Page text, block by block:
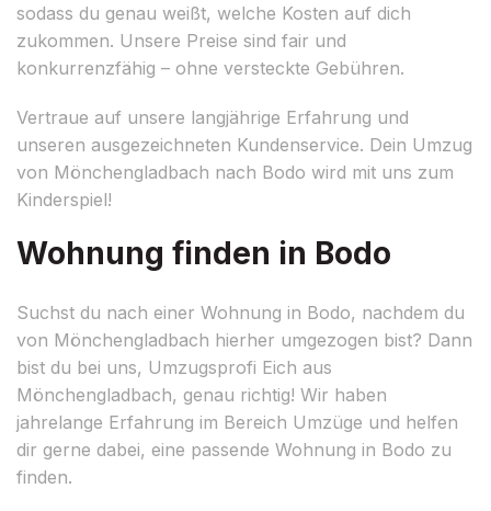
sodass du genau weißt, welche Kosten auf dich
zukommen. Unsere Preise sind fair und
konkurrenzfähig – ohne versteckte Gebühren.
Vertraue auf unsere langjährige Erfahrung und
unseren ausgezeichneten Kundenservice. Dein Umzug
von Mönchengladbach nach Bodo wird mit uns zum
Kinderspiel!
Wohnung finden in Bodo
Suchst du nach einer Wohnung in Bodo, nachdem du
von Mönchengladbach hierher umgezogen bist? Dann
bist du bei uns, Umzugsprofi Eich aus
Mönchengladbach, genau richtig! Wir haben
jahrelange Erfahrung im Bereich Umzüge und helfen
dir gerne dabei, eine passende Wohnung in Bodo zu
finden.